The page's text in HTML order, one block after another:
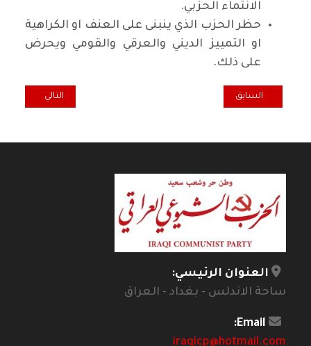
الانتماء الحزبي.
حظر الحزب الذي ينبنى على العنف او الكراهية
او التمييز الديني والعرقي والقومي ويحرض
على ذلك.
المقال السابق: اضاءة.. هذه هي حقيقة مواقفهم من الانتفاضة المجيدة !
السابق المقال التالي:
التالي
العنوان الرئيسي:
ساحة الاندلس - بغداد - العراق
Email:
iraqicp@hotmail.com